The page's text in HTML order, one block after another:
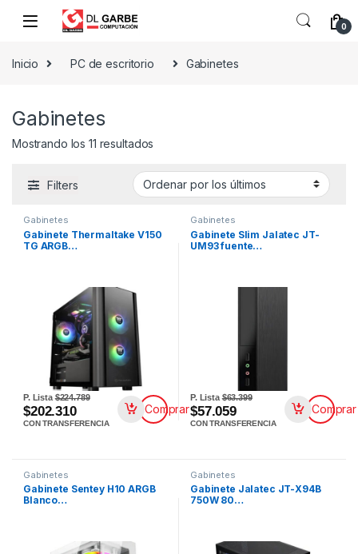
0
Inicio PC de escritorio Gabinetes
Gabinetes
Mostrando los 11 resultados
Filters
Gabinetes
Gabinete Thermaltake V150
TG ARGB…
P. Lista$224.789
$202.310
CON TRANSFERENCIA
Comprar
Gabinetes
Gabinete Slim Jalatec JT-
UM93 fuente…
P. Lista$63.399
$57.059
CON TRANSFERENCIA
Comprar
Gabinetes
Gabinete Sentey H10 ARGB
Blanco…
Gabinetes
Gabinete Jalatec JT-X94B
750W 80…